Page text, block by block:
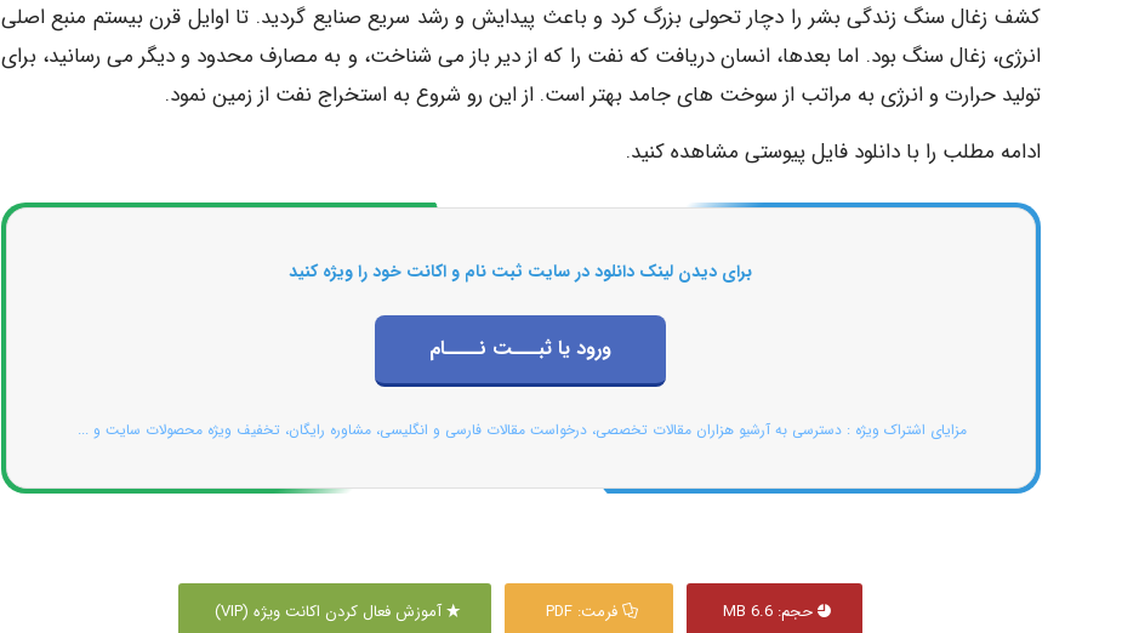
کشف زغال سنگ زندگی بشر را دچار تحولی بزرگ کرد و باعث پیدایش و رشد سریع صنایع گردید. تا اوایل قرن بیستم منبع اصلی
انرژی، زغال سنگ بود. اما بعدها، انسان دریافت که نفت را که از دیر باز می شناخت، و به مصارف محدود و دیگر می رسانید، برای
تولید حرارت و انرژی به مراتب از سوخت های جامد بهتر است. از این رو شروع به استخراج نفت از زمین نمود.
ادامه مطلب را با دانلود فایل پیوستی مشاهده کنید.
برای دیدن لینک دانلود در سایت ثبت نام و اکانت خود را ویژه کنید
ورود یا ثبـــت نــــام
مزایای اشتراک ویژه : دسترسی به آرشیو هزاران مقالات تخصصی، درخواست مقالات فارسی و انگلیسی، مشاوره رایگان، تخفیف ویژه محصولات سایت و ...
حجم: 6.6 MB فرمت: PDF آموزش فعال کردن اکانت ویژه (VIP)